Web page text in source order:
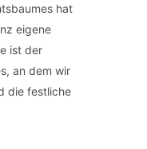
hat
eigene
ist der
an dem wir
die festliche